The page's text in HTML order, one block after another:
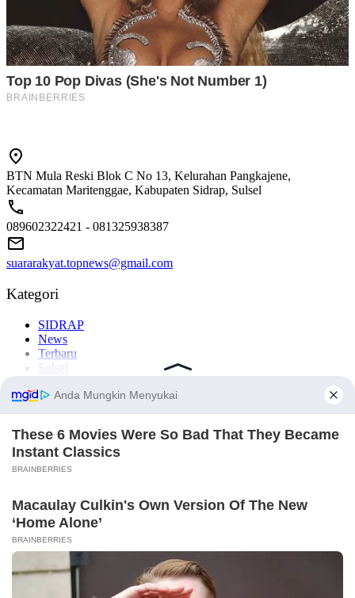
BTN Mula Reski Blok C No 13, Kelurahan Pangkajene,
Kecamatan Maritenggae, Kabupaten Sidrap, Sulsel
089602322421 - 081325938387
suararakyat.topnews@gmail.com
Kategori
SIDRAP
News
Terbaru
Sulsel
#Sidrap
#Makassar
#Nasional
#Barru
Komentar Terbaru